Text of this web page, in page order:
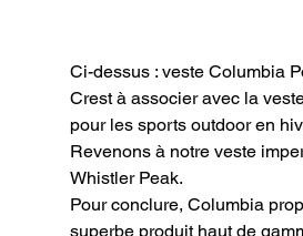
Ci-dessus : veste Columbia
Crest à associer avec la
pour les sports outdoor en
Revenons à notre veste
Whistler Peak.
Pour conclure, Columbia
superbe produit haut de